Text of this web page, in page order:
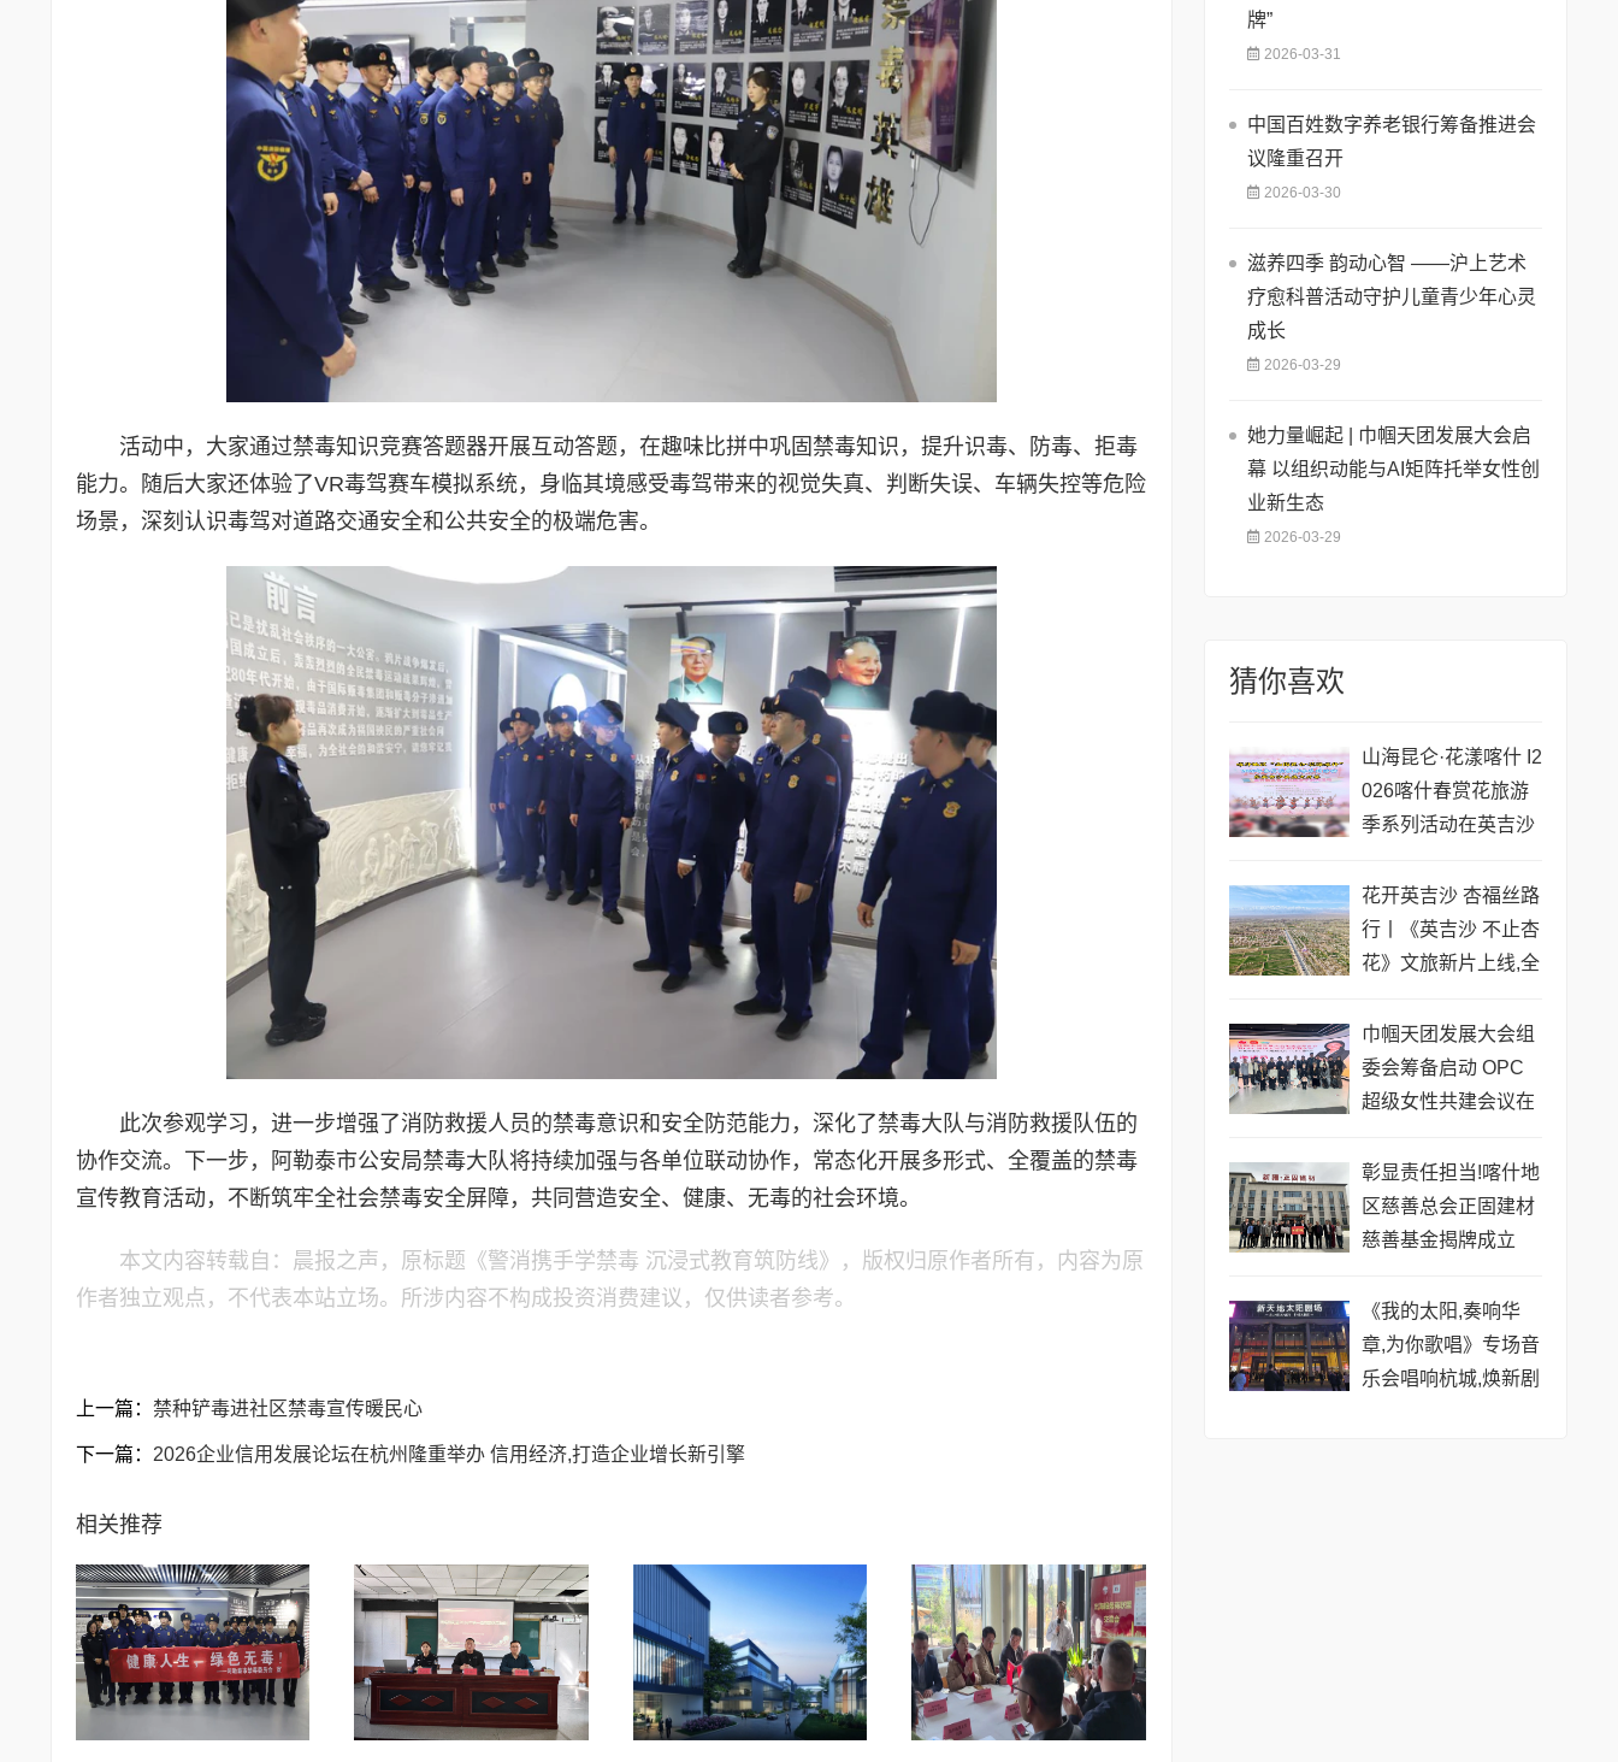
活动中，大家通过禁毒知识竞赛答题器开展互动答题，在趣味比拼中巩固禁毒知识，提升识毒、防毒、拒毒
能力。随后大家还体验了VR毒驾赛车模拟系统，身临其境感受毒驾带来的视觉失真、判断失误、车辆失控等危险
场景，深刻认识毒驾对道路交通安全和公共安全的极端危害。
此次参观学习，进一步增强了消防救援人员的禁毒意识和安全防范能力，深化了禁毒大队与消防救援队伍的
协作交流。下一步，阿勒泰市公安局禁毒大队将持续加强与各单位联动协作，常态化开展多形式、全覆盖的禁毒
宣传教育活动，不断筑牢全社会禁毒安全屏障，共同营造安全、健康、无毒的社会环境。
本文内容转载自：晨报之声，原标题《警消携手学禁毒 沉浸式教育筑防线》，版权归原作者所有，内容为原
作者独立观点，不代表本站立场。所涉内容不构成投资消费建议，仅供读者参考。
上一篇： 禁种铲毒进社区禁毒宣传暖民心
下一篇： 2026企业信用发展论坛在杭州隆重举办 信用经济,打造企业增长新引擎
相关推荐
牌”
2026-03-31
​中国百姓数字养老银行筹备推进会
议隆重召开
2026-03-30
滋养四季 韵动心智 ——沪上艺术
疗愈科普活动守护儿童青少年心灵
成长
2026-03-29
她力量崛起 | 巾帼天团发展大会启
幕 以组织动能与AI矩阵托举女性创
业新生态
2026-03-29
猜你喜欢
山海昆仑·花漾喀什 I2
026喀什春赏花旅游
季系列活动在英吉沙
花开英吉沙 杏福丝路
行丨《英吉沙 不止杏
花》文旅新片上线,全
巾帼天团发展大会组
委会筹备启动 OPC
超级女性共建会议在
彰显责任担当!喀什地
区慈善总会正固建材
慈善基金揭牌成立
《我的太阳,奏响华
章,为你歌唱》专场音
乐会唱响杭城,焕新剧